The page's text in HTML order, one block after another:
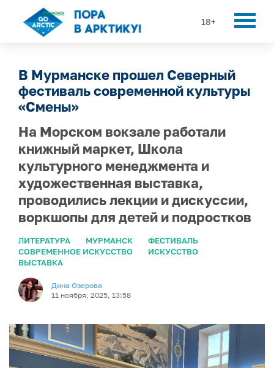
18+
В Мурманске прошел Северный
фестиваль современной культуры
«Смены»
На Морском вокзале работали
книжный маркет, Школа
культурного менеджмента и
художественная выставка,
проводились лекции и дискуссии,
воркшопы для детей и подростков
ЛИТЕРАТУРА МУРМАНСК
ФЕСТИВАЛЬ
СОВРЕМЕННОЕ ИСКУССТВО
ИСКУССТВО
ВЫСТАВКА
Дина Озерова
11 ноября, 2025, 13:58